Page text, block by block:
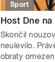
Sport
Host Dne
Skončil
neulevilo.
obraty